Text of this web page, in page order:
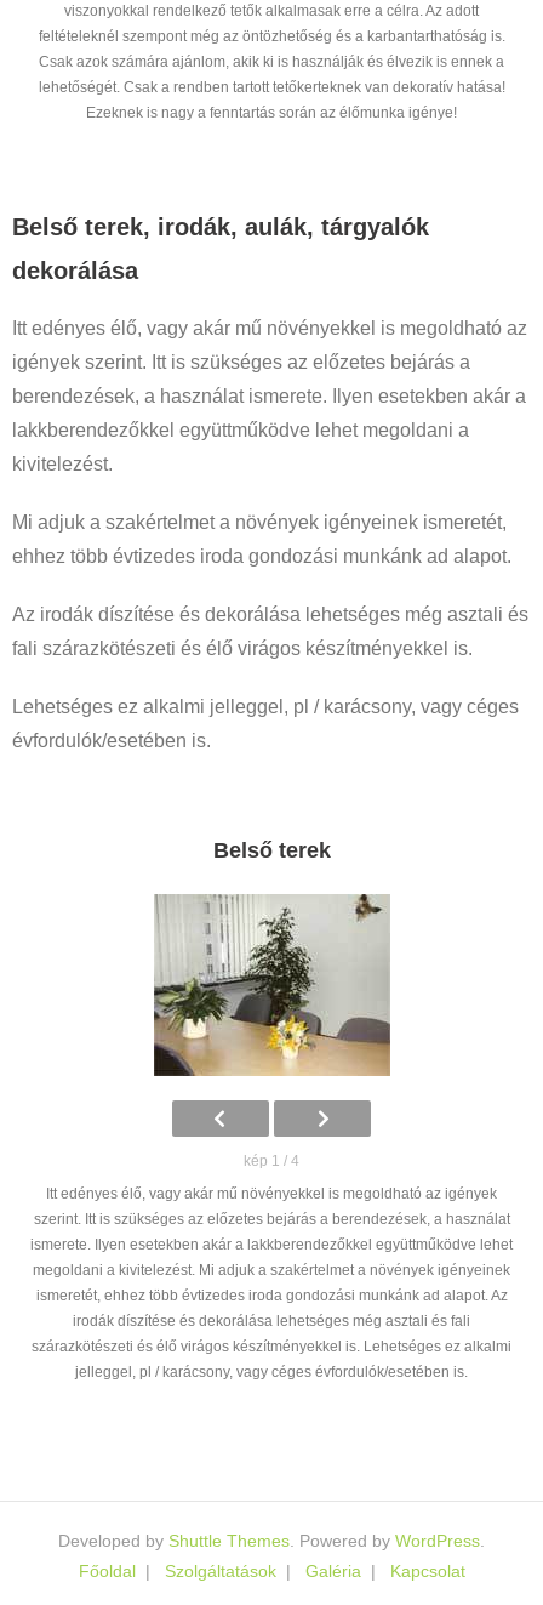
viszonyokkal rendelkező tetők alkalmasak erre a célra. Az adott
feltételeknél szempont még az öntözhetőség és a karbantarthatóság is.
Csak azok számára ajánlom, akik ki is használják és élvezik is ennek a
lehetőségét. Csak a rendben tartott tetőkerteknek van dekoratív hatása!
Ezeknek is nagy a fenntartás során az élőmunka igénye!
Belső terek, irodák, aulák, tárgyalók
dekorálása
Itt edényes élő, vagy akár mű növényekkel is megoldható az
igények szerint. Itt is szükséges az előzetes bejárás a
berendezések, a használat ismerete. Ilyen esetekben akár a
lakkberendezőkkel együttműködve lehet megoldani a
kivitelezést.
Mi adjuk a szakértelmet a növények igényeinek ismeretét,
ehhez több évtizedes iroda gondozási munkánk ad alapot.
Az irodák díszítése és dekorálása lehetséges még asztali és
fali szárazkötészeti és élő virágos készítményekkel is.
Lehetséges ez alkalmi jelleggel, pl / karácsony, vagy céges
évfordulók/esetében is.
Belső terek
kép 1 / 4
Itt edényes élő, vagy akár mű növényekkel is megoldható az igények
szerint. Itt is szükséges az előzetes bejárás a berendezések, a használat
ismerete. Ilyen esetekben akár a lakkberendezőkkel együttműködve lehet
megoldani a kivitelezést. Mi adjuk a szakértelmet a növények igényeinek
ismeretét, ehhez több évtizedes iroda gondozási munkánk ad alapot. Az
irodák díszítése és dekorálása lehetséges még asztali és fali
szárazkötészeti és élő virágos készítményekkel is. Lehetséges ez alkalmi
jelleggel, pl / karácsony, vagy céges évfordulók/esetében is.
Developed by Shuttle Themes . Powered by WordPress
Főoldal
Szolgáltatások Galéria Kapcsolat